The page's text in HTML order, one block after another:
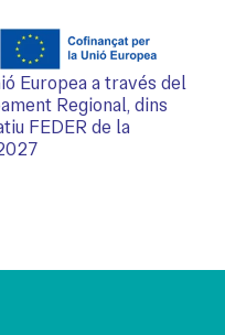
Europea a través del
Regional, dins
FEDER de la